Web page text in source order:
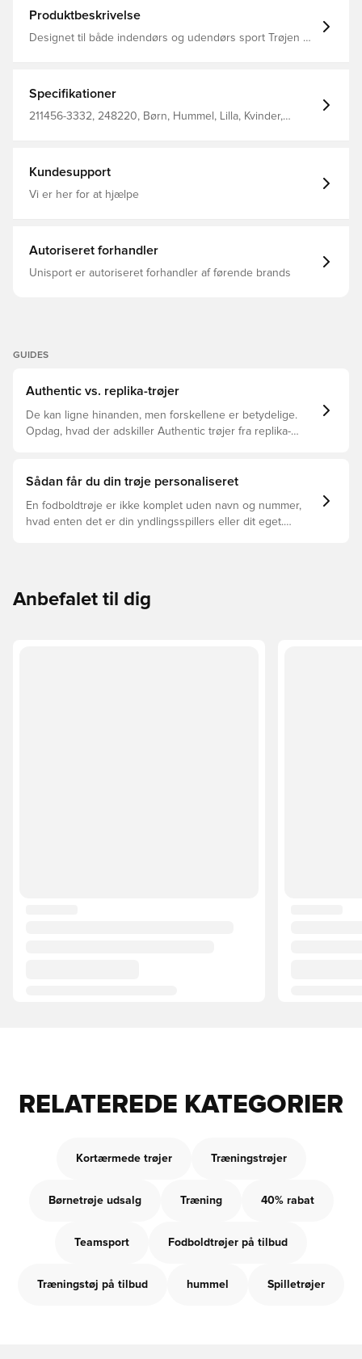
Produktbeskrivelse
Designet til både indendørs og udendørs sport Trøjen er
åndbarhed og hurtigtørrende egenskaber Fremstillet i
100% polyester.
Specifikationer
211456-3332, 248220, Børn, Hummel, Lilla, Kvinder,
Kundesupport
Vi er her for at hjælpe
Autoriseret forhandler
Unisport er autoriseret forhandler af førende brands
GUIDES
Authentic vs. replika-trøjer
De kan ligne hinanden, men forskellene er betydelige.
Opdag, hvad der adskiller Authentic trøjer fra replika-
Sådan får du din trøje personaliseret
En fodboldtrøje er ikke komplet uden navn og nummer,
hvad enten det er din yndlingsspillers eller dit eget.
Anbefalet til dig
RELATEREDE KATEGORIER
Kortærmede trøjer Træningstrøjer
Børnetrøje udsalg Træning 40% rabat
Teamsport Fodboldtrøjer på tilbud
Træningstøj på tilbud hummel Spilletrøjer